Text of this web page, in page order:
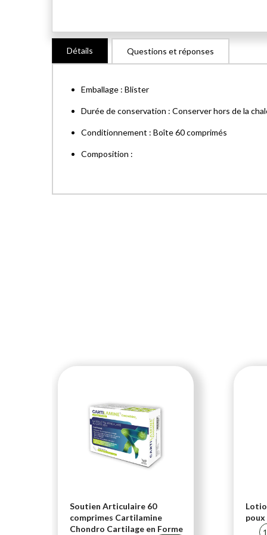
Skip
the
Détails
Emballage : Blister
Durée de conservation : Conserver hors de la
Conditionnement : Boîte 60 comprimés
Composition :
Questions et réponses
Soutien Articulaire 60
comprimes Cartilamine
Chondro Cartilage en Forme